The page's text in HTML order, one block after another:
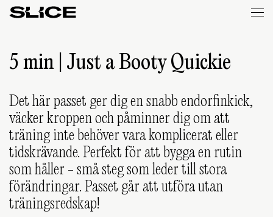
Slice
5 min | Just a Booty Quickie
Det här passet ger dig en snabb endorfinkick,
väcker kroppen och påminner dig om att
träning inte behöver vara komplicerat eller
tidskrävande. Perfekt för att bygga en rutin
som håller - små steg som leder till stora
förändringar. Passet går att utföra utan
träningsredskap!